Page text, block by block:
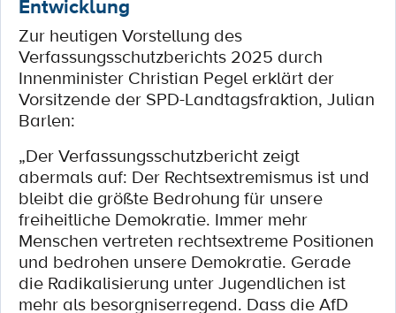
Entwicklung
Zur heutigen Vorstellung des
Verfassungsschutzberichts 2025 durch
Innenminister Christian Pegel erklärt der
Vorsitzende der SPD-Landtagsfraktion, Julian
Barlen:
„Der Verfassungsschutzbericht zeigt
abermals auf: Der Rechtsextremismus ist und
bleibt die größte Bedrohung für unsere
freiheitliche Demokratie. Immer mehr
Menschen vertreten rechtsextreme Positionen
und bedrohen unsere Demokratie. Gerade
die Radikalisierung unter Jugendlichen ist
mehr als besorgniserregend. Dass die AfD